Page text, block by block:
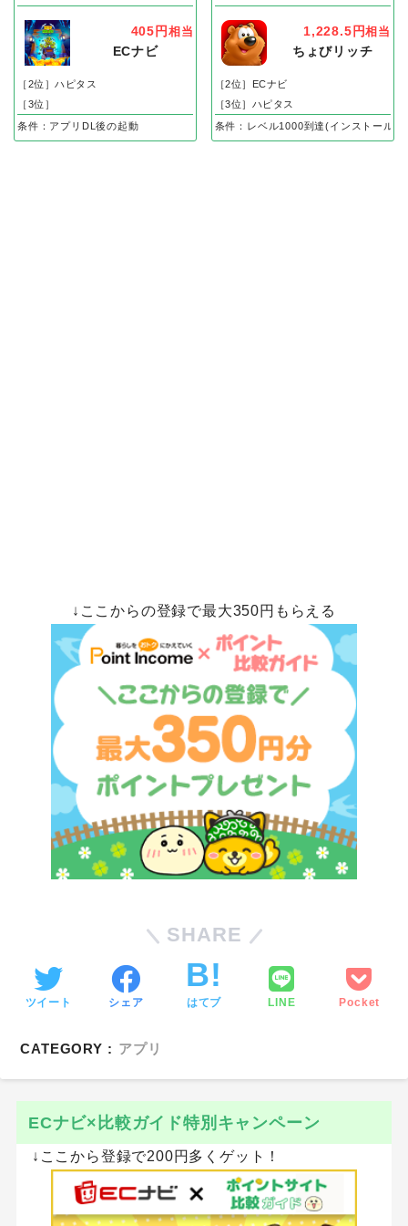
405円 相当
ECナビ
［2位］ハピタス
［3位］
条件：アプリDL後の起動
1,228.5円相当
ちょびリッチ
［2位］ECナビ
［3位］ハピタス
条件：レベル1000到達(インストール後
↓ここからの登録で最大350円もらえる
SHARE
ツイート シェア はてブ LINE Pocket
CATEGORY : アプリ
ECナビ×比較ガイド特別キャンペーン
↓ここから登録で200円多くゲット！